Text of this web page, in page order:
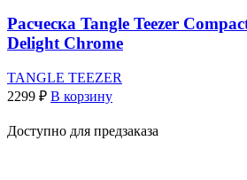
Расческа Tangle Teezer
Delight Chrome
TANGLE TEEZER
2299 ₽ В корзину
Доступно для предзаказа